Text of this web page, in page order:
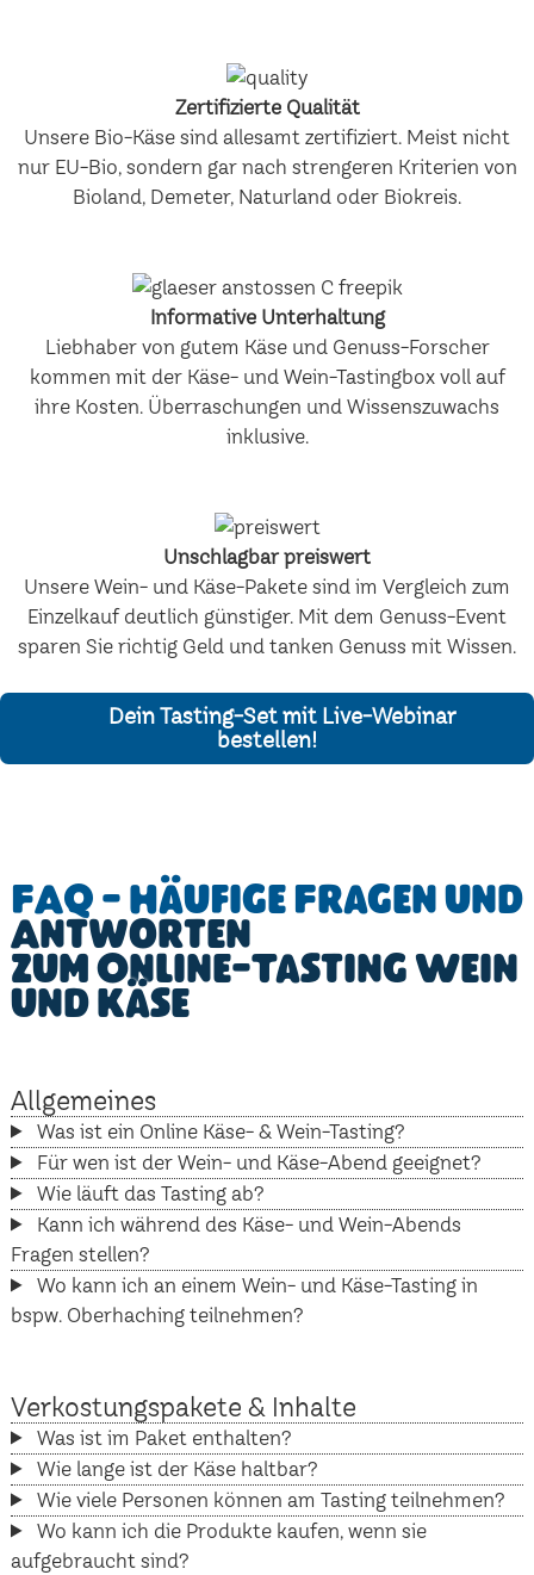
Zertifizierte Qualität
Unsere Bio-Käse sind allesamt zertifiziert. Meist nicht
nur EU-Bio, sondern gar nach strengeren Kriterien von
Bioland, Demeter, Naturland oder Biokreis.
Informative Unterhaltung
Liebhaber von gutem Käse und Genuss-Forscher
kommen mit der Käse- und Wein-Tastingbox voll auf
ihre Kosten. Überraschungen und Wissenszuwachs
inklusive.
Unschlagbar preiswert
Unsere Wein- und Käse-Pakete sind im Vergleich zum
Einzelkauf deutlich günstiger. Mit dem Genuss-Event
sparen Sie richtig Geld und tanken Genuss mit Wissen.
Dein Tasting-Set mit Live-Webinar
bestellen!
FAQ - Häufige Fragen und
Antworten
zum Online-Tasting Wein
und Käse
Allgemeines
Was ist ein Online Käse- & Wein-Tasting?
Für wen ist der Wein- und Käse-Abend geeignet?
Wie läuft das Tasting ab?
Kann ich während des Käse- und Wein-Abends
Fragen stellen?
Wo kann ich an einem Wein- und Käse-Tasting in
bspw. Oberhaching teilnehmen?
Verkostungspakete & Inhalte
Was ist im Paket enthalten?
Wie lange ist der Käse haltbar?
Wie viele Personen können am Tasting teilnehmen?
Wo kann ich die Produkte kaufen, wenn sie
aufgebraucht sind?